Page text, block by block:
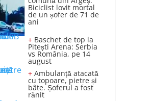
Biciclist lovit mortal
de un șofer de 71 de
ani
+ Baschet de top la
Pitești Arena: Serbia
vs România, pe 14
august
+ Ambulanță atacată
cu topoare, pietre și
bâte. Șoferul a fost
rănit